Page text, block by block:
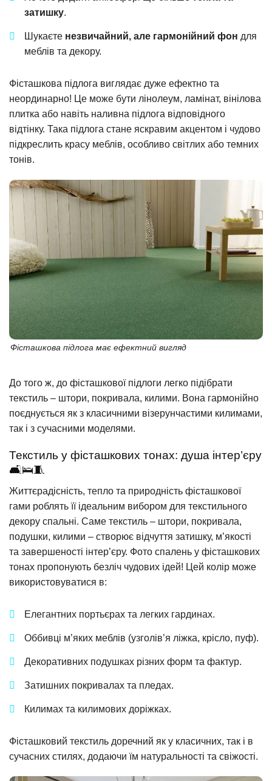
затишку.
Шукаєте незвичайний, але гармонійний фон для
меблів та декору.
Фісташкова підлога виглядає дуже ефектно та
неординарно! Це може бути лінолеум, ламінат, вінілова
плитка або навіть наливна підлога відповідного
відтінку. Така підлога стане яскравим акцентом і чудово
підкреслить красу меблів, особливо світлих або темних
тонів.
Фісташкова підлога має ефектний вигляд
До того ж, до фісташкової підлоги легко підібрати
текстиль – штори, покривала, килими. Вона гармонійно
поєднується як з класичними візерунчастими килимами,
так і з сучасними моделями.
Текстиль у фісташкових тонах: душа інтер’єру
🛋️🛌🧵
Життєрадісність, тепло та природність фісташкової
гами роблять її ідеальним вибором для текстильного
декору спальні. Саме текстиль – штори, покривала,
подушки, килими – створює відчуття затишку, м’якості
та завершеності інтер’єру. Фото спалень у фісташкових
тонах пропонують безліч чудових ідей! Цей колір може
використовуватися в:
Елегантних портьєрах та легких гардинах.
Оббивці м’яких меблів (узголів’я ліжка, крісло, пуф).
Декоративних подушках різних форм та фактур.
Затишних покривалах та пледах.
Килимах та килимових доріжках.
Фісташковий текстиль доречний як у класичних, так і в
сучасних стилях, додаючи їм натуральності та свіжості.